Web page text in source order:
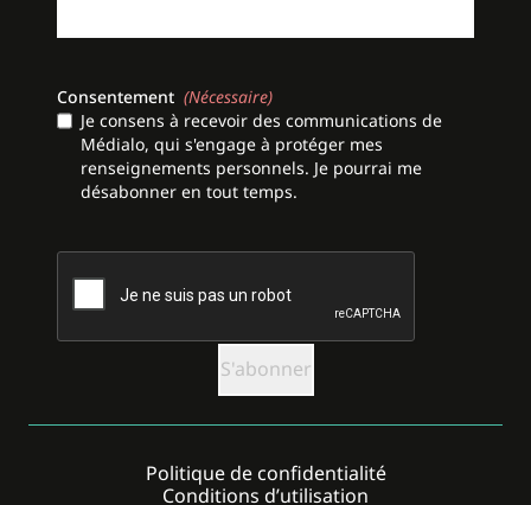
Consentement (Nécessaire)
Je consens à recevoir des communications de
Médialo, qui s'engage à protéger mes
renseignements personnels. Je pourrai me
désabonner en tout temps.
CAPTCHA
Politique de confidentialité
Conditions d’utilisation